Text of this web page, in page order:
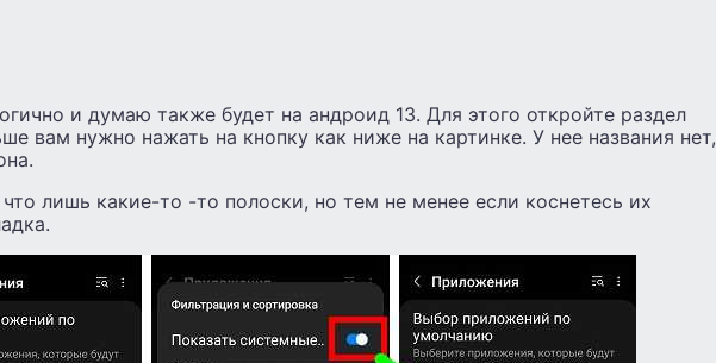
и думаю также будет на андроид 13. Для этого откройте раздел
вам нужно нажать на кнопку как ниже на картинке. У нее названия нет,
лишь какие-то -то полоски, но тем не менее если коснетесь их